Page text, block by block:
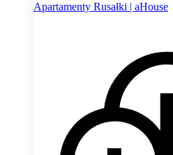
Apartamenty Rusałki | aHouse